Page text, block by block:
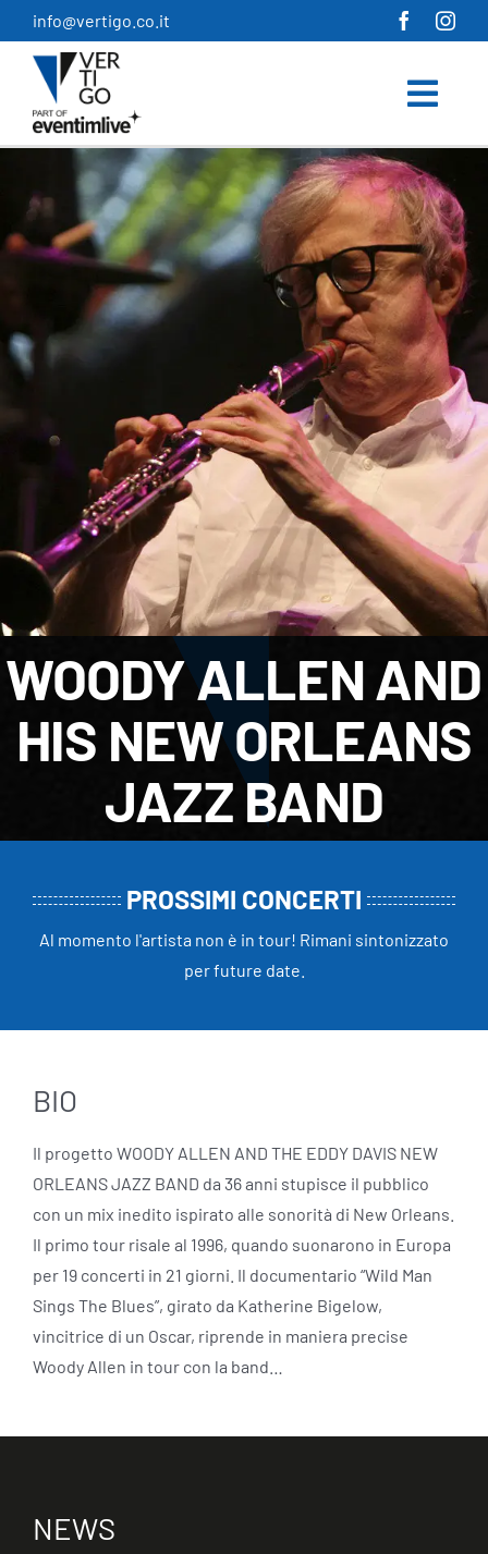
Salta
al
contenuto
info@vertigo.co.it
WOODY ALLEN AND
HIS NEW ORLEANS
JAZZ BAND
PROSSIMI CONCERTI
Al momento l'artista non è in tour! Rimani sintonizzato
per future date.
BIO
Il progetto WOODY ALLEN AND THE EDDY DAVIS NEW
ORLEANS JAZZ BAND da 36 anni stupisce il pubblico
con un mix inedito ispirato alle sonorità di New Orleans.
Il primo tour risale al 1996, quando suonarono in Europa
per 19 concerti in 21 giorni. Il documentario “Wild Man
Sings The Blues”, girato da Katherine Bigelow,
vincitrice di un Oscar, riprende in maniera precise
Woody Allen in tour con la band…
NEWS